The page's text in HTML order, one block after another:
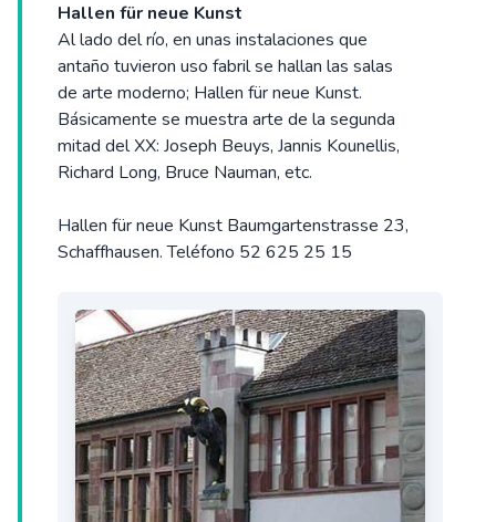
Hallen für neue Kunst
Al lado del río, en unas instalaciones que
antaño tuvieron uso fabril se hallan las salas
de arte moderno; Hallen für neue Kunst.
Básicamente se muestra arte de la segunda
mitad del XX: Joseph Beuys, Jannis Kounellis,
Richard Long, Bruce Nauman, etc.
Hallen für neue Kunst Baumgartenstrasse 23,
Schaffhausen. Teléfono 52 625 25 15